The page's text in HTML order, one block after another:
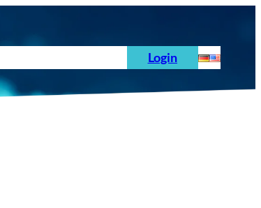
Login